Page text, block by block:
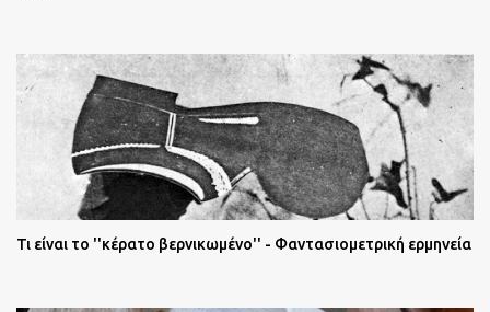
Τι είναι το ''κέρατο βερνικωμένο'' - Φαντασιομετρική ερμηνεία